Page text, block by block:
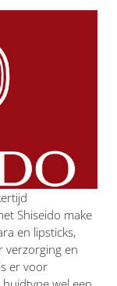
Shiseido make
en lipsticks,
verzorging en
er voor